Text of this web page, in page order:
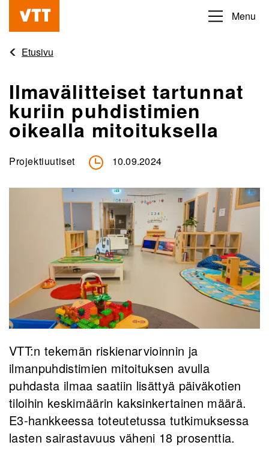
Hyppää
pääsisältöön
Beyond
obvious
Menu
Etusivu
Ilmavälitteiset tartunnat
kuriin puhdistimien
oikealla mitoituksella
Projektiuutiset 10.09.2024
VTT:n tekemän riskienarvioinnin ja
ilmanpuhdistimien mitoituksen avulla
puhdasta ilmaa saatiin lisättyä päiväkotien
tiloihin keskimäärin kaksinkertainen määrä.
E3-hankkeessa toteutetussa tutkimuksessa
lasten sairastavuus väheni 18 prosenttia.